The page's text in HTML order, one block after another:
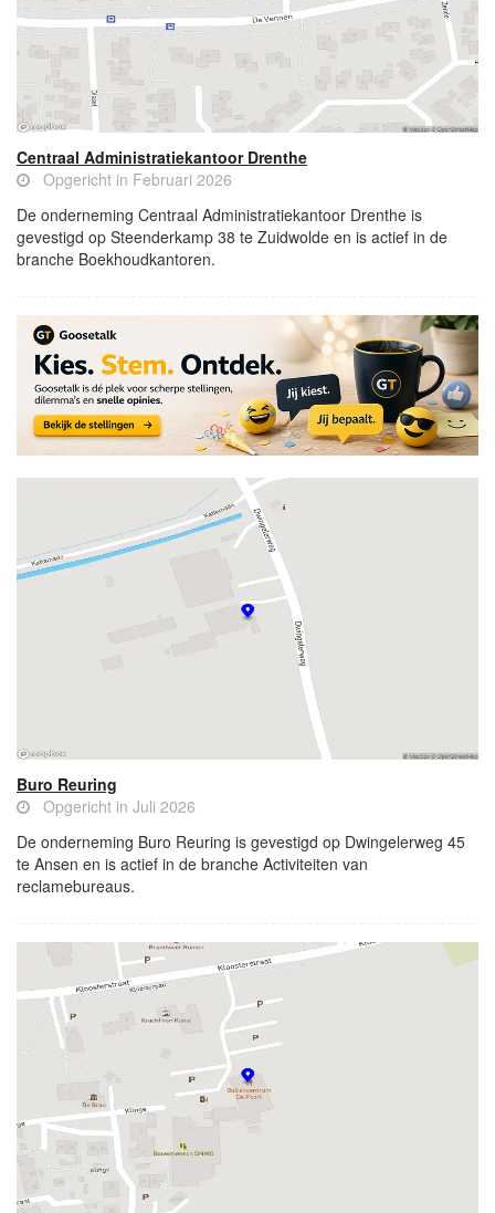
Centraal Administratiekantoor Drenthe
Opgericht in Februari 2026
De onderneming Centraal Administratiekantoor Drenthe is
gevestigd op Steenderkamp 38 te Zuidwolde en is actief in de
branche Boekhoudkantoren.
Buro Reuring
Opgericht in Juli 2026
De onderneming Buro Reuring is gevestigd op Dwingelerweg 45
te Ansen en is actief in de branche Activiteiten van
reclamebureaus.